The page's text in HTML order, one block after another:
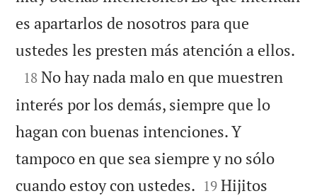
es apartarlos de nosotros para que
ustedes les presten más atención a ellos.

18 No hay nada malo en que muestren
interés por los demás, siempre que lo
hagan con buenas intenciones. Y
tampoco en que sea siempre y no sólo
cuando estoy con ustedes. 

19 Hijitos